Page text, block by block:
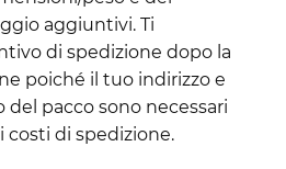
aggiuntivi. Ti
di spedizione dopo la
poiché il tuo indirizzo e
del pacco sono necessari
costi di spedizione.